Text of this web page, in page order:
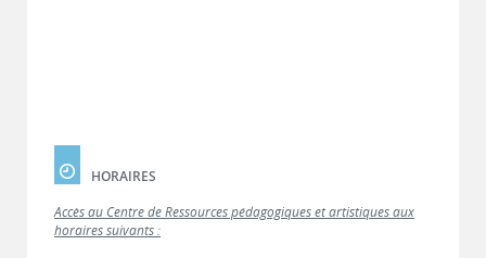
HORAIRES
Accès au Centre de Ressources pédagogiques et artistiques aux
horaires suivants :